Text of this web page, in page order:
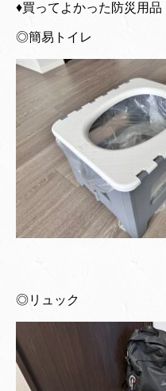
♦︎買ってよかった防災用品
◎簡易トイレ
◎リュック